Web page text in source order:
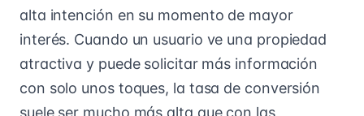
alta intención en su momento de mayor
interés. Cuando un usuario ve una propiedad
atractiva y puede solicitar más información
con solo unos toques, la tasa de conversión
suele ser mucho más alta que con las